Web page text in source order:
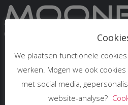
Links
PrismaWorx
We plaatsen functionele
werken. Mogen we ook
met social media,
website-analyse?